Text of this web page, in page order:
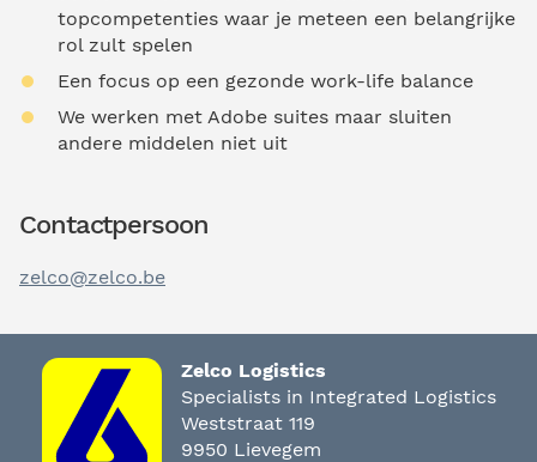
topcompetenties waar je meteen een belangrijke
rol zult spelen
Een focus op een gezonde work-life balance
We werken met Adobe suites maar sluiten
andere middelen niet uit
Contactpersoon
zelco@zelco.be
Zelco Logistics
Specialists in Integrated Logistics
Weststraat 119
9950 Lievegem